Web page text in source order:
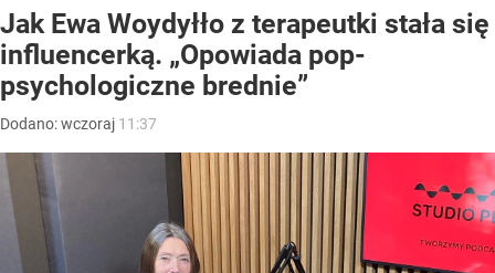
Jak Ewa Woydyłło z terapeutki stała się
influencerką. „Opowiada pop-
psychologiczne brednie”
Dodano:wczoraj 11:37